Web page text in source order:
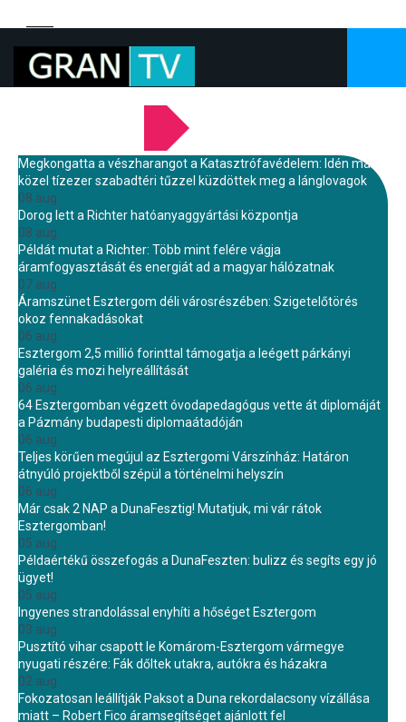
Megkongatta a vészharangot a Katasztrófavédelem: Idén már
közel tízezer szabadtéri tűzzel küzdöttek meg a lánglovagok
08 aug.
Dorog lett a Richter hatóanyaggyártási központja
08 aug.
Példát mutat a Richter: Több mint felére vágja
áramfogyasztását és energiát ad a magyar hálózatnak
07 aug.
Áramszünet Esztergom déli városrészében: Szigetelőtörés
okoz fennakadásokat
06 aug.
Esztergom 2,5 millió forinttal támogatja a leégett párkányi
galéria és mozi helyreállítását
06 aug.
64 Esztergomban végzett óvodapedagógus vette át diplomáját
a Pázmány budapesti diplomaátadóján
06 aug.
Teljes körűen megújul az Esztergomi Várszínház: Határon
átnyúló projektből szépül a történelmi helyszín
06 aug.
Már csak 2 NAP a DunaFesztig! Mutatjuk, mi vár rátok
Esztergomban!
05 aug.
Példaértékű összefogás a DunaFeszten: bulizz és segíts egy jó
ügyet!
05 aug.
Ingyenes strandolással enyhíti a hőséget Esztergom
03 aug.
Pusztító vihar csapott le Komárom-Esztergom vármegye
nyugati részére: Fák dőltek utakra, autókra és házakra
02 aug.
Fokozatosan leállítják Paksot a Duna rekordalacsony vízállása
miatt – Robert Fico áramsegítséget ajánlott fel